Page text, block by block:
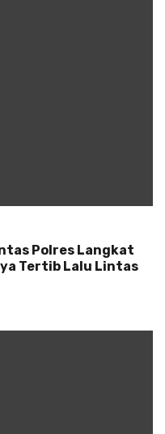
Polres Langkat
Tertib Lalu Lintas